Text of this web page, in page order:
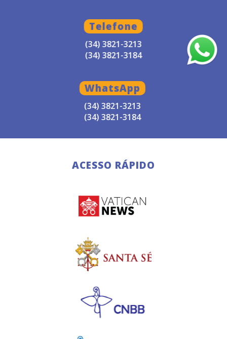
Telefone
(34) 3821-3213
(34) 3821-3184
WhatsApp
(34) 3821-3213
(34) 3821-3184
ACESSO RÁPIDO